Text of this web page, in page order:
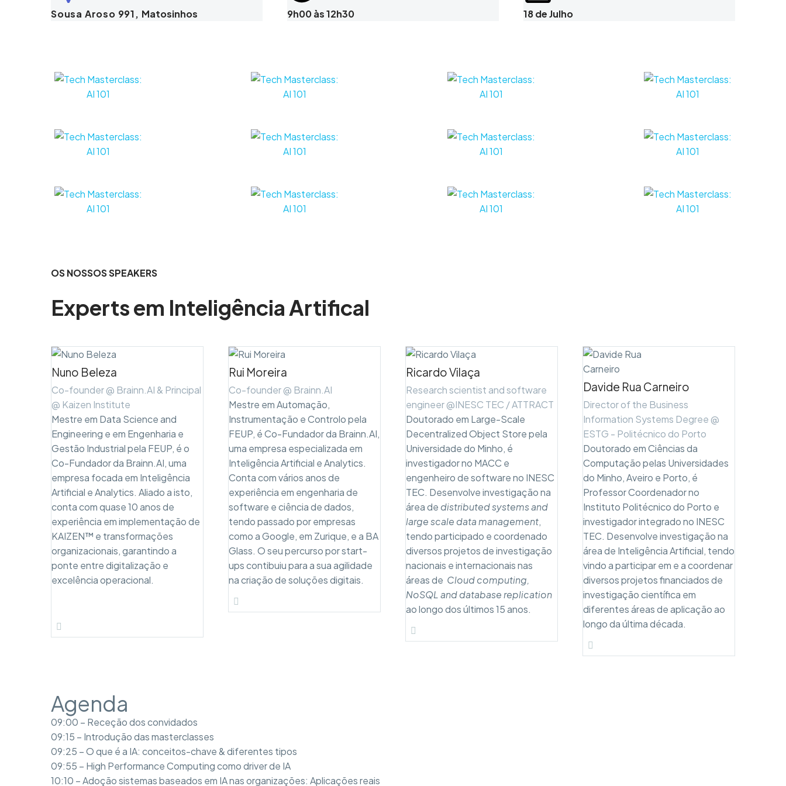
Sousa Aroso 991, Matosinhos 9h00 às 12h30 18 de Julho
OS NOSSOS SPEAKERS
Experts em Inteligência Artifical
Nuno Beleza
Co-founder @ Brainn.AI & Principal
@ Kaizen Institute
Mestre em Data Science and
Engineering e em Engenharia e
Gestão Industrial pela FEUP, é o
Co-Fundador da Brainn.AI, uma
empresa focada em Inteligência
Artificial e Analytics. Aliado a isto,
conta com quase 10 anos de
experiência em implementação de
KAIZEN™ e transformações
organizacionais, garantindo a
ponte entre digitalização e
excelência operacional.
Rui Moreira
Co-founder @ Brainn.AI
Mestre em Automação,
Instrumentação e Controlo pela
FEUP, é Co-Fundador da Brainn.AI,
uma empresa especializada em
Inteligência Artificial e Analytics.
Conta com vários anos de
experiência em engenharia de
software e ciência de dados,
tendo passado por empresas
como a Google, em Zurique, e a BA
Glass. O seu percurso por start-
ups contibuiu para a sua agilidade
na criação de soluções digitais.
Ricardo Vilaça
Research scientist and software
engineer @INESC TEC / ATTRACT
Doutorado em Large-Scale
Decentralized Object Store pela
Universidade do Minho, é
investigador no MACC e
engenheiro de software no INESC
TEC. Desenvolve investigação na
área de distributed systems and
large scale data management,
tendo participado e coordenado
diversos projetos de investigação
nacionais e internacionais nas
áreas de Cloud computing,
NoSQL and database replication
ao longo dos últimos 15 anos.
Davide Rua Carneiro
Director of the Business
Information Systems Degree @
ESTG - Politécnico do Porto
Doutorado em Ciências da
Computação pelas Universidades
do Minho, Aveiro e Porto, é
Professor Coordenador no
Instituto Politécnico do Porto e
investigador integrado no INESC
TEC. Desenvolve investigação na
área de Inteligência Artificial, tendo
vindo a participar em e a coordenar
diversos projetos financiados de
investigação científica em
diferentes áreas de aplicação ao
longo da última década.
Agenda
09:00 – Receção dos convidados
09:15 – Introdução das masterclasses
09:25 – O que é a IA: conceitos-chave & diferentes tipos
09:55 – High Performance Computing como driver de IA
10:10 – Adoção sistemas baseados em IA nas organizações: Aplicações reais